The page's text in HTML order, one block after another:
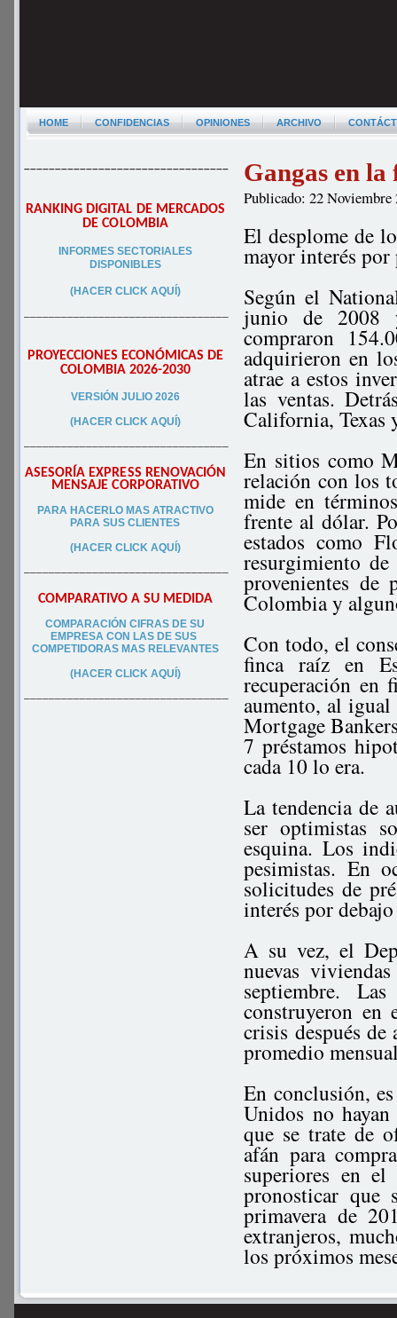
HOME CONFIDENCIAS OPINIONES ARCHIVO
–––––––––––––––––––––––––––––––––
RANKING DIGITAL DE MERCADOS
DE COLOMBIA
INFORMES SECTORIALES
DISPONIBLES
(HACER CLICK AQUÍ)
–––––––––––––––––––––––––––––––––
PROYECCIONES ECONÓMICAS DE
COLOMBIA 2026-2030
VERSIÓN JULIO 2026
(HACER CLICK AQUÍ)
–––––––––––––––––––––––––––––––––
ASESORÍA EXPRESS RENOVACIÓN
MENSAJE CORPORATIVO
PARA HACERLO MAS ATRACTIVO
PARA SUS CLIENTES
(HACER CLICK AQUÍ)
–––––––––––––––––––––––––––––––––
COMPARATIVO A SU MEDIDA
COMPARACIÓN CIFRAS DE SU
EMPRESA CON LAS DE SUS
COMPETIDORAS MAS RELEVANTES
(HACER CLICK AQUÍ)
–––––––––––––––––––––––––––––––––
Gangas en
Publicado: 22 Noviembre
El desplome de
mayor interés
Según el
junio de 2008
compraron
adquirieron en
atrae a estos
las ventas.
California, Texas
En sitios como
relación con los
mide en
frente al dólar.
estados como
resurgimiento
provenientes de
Colombia y
Con todo, el
finca raíz en
recuperación en
aumento, al
Mortgage
7 préstamos
cada 10 lo era.
La tendencia de
ser optimistas
esquina. Los
pesimistas. En
solicitudes de
interés por
A su vez, el
nuevas
septiembre.
construyeron en
crisis después
promedio
En conclusión,
Unidos no
que se trate de
afán para
superiores en
pronosticar que
primavera de
extranjeros,
los próximos